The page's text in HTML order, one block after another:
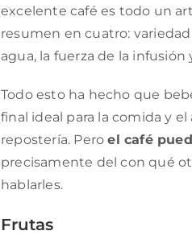
excelente café es todo un
resumen en cuatro:
agua, la fuerza de la
Todo esto ha hecho que
final ideal para la comida y
repostería. Peroel café
precisamente del con qué
hablarles.
Frutas